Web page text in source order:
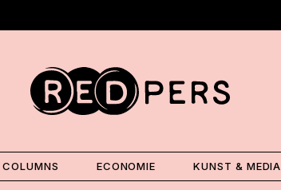
COLUMNS ECONOMIE KUNST & MEDIA